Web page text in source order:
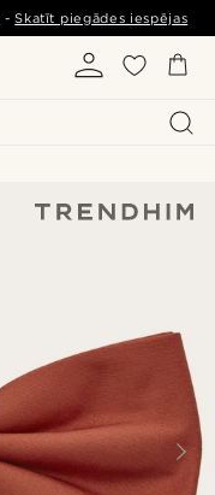
-Skatīt piegādes iespējas